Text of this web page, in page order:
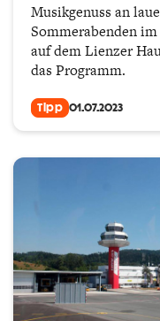
Musikgenuss an
Sommerabenden
auf dem Lienzer
das Programm.
Tipp 01.07.2023